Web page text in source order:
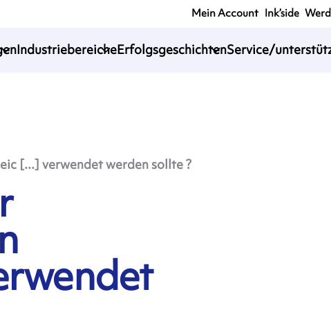
Mein Account Ink’side
IndustriebereicheErfolgsgeschichtenService/
[...] verwendet werden sollte ?